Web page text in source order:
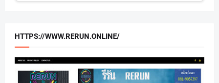
HTTPS://WWW.RERUN.ONLINE/